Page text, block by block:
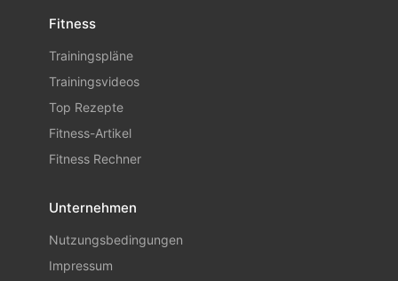
Fitness
Trainingspläne
Trainingsvideos
Top Rezepte
Fitness-Artikel
Fitness Rechner
Unternehmen
Nutzungsbedingungen
Impressum